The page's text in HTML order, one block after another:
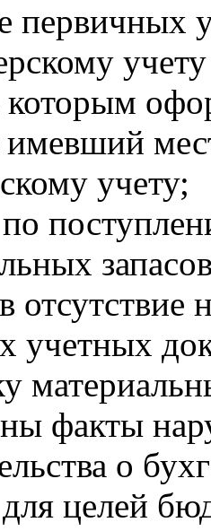
первичных
которым
учету;
учетных
факты
о
целей